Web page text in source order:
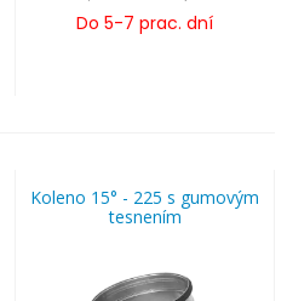
Do 5-7 prac. dní
Koleno 15° - 225 s gumovým
tesnením